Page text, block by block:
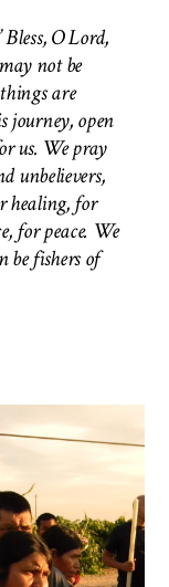
O Lord,
not be
are
journey, open
us. We pray
unbelievers,
healing, for
for peace. We
be fishers of